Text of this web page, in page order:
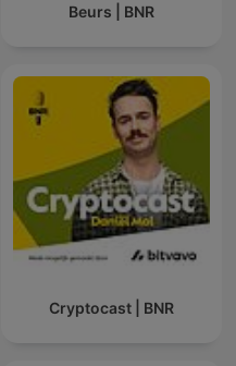
Beurs | BNR
Cryptocast | BNR